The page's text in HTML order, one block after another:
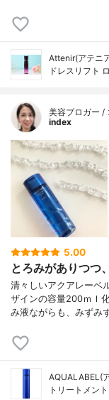
Attenir(アテニ
ドレスリフト
美容ブロガー /
index
5.00
とろみがありつつ
清々しいアクアレーベ
ザインの容量200ｍｌ
み液ながらも、みずみ
AQUALABEL(
トリートメン